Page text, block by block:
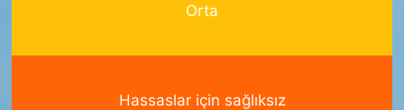
Orta
Hassaslar için sağlıksız